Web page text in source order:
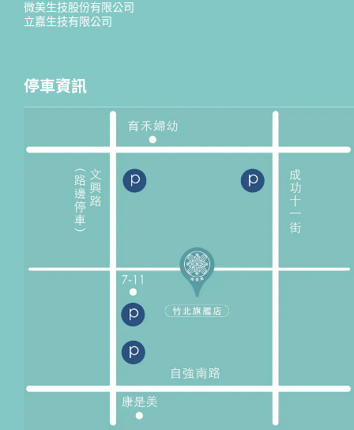
微美生技股份有限公司
立嘉生技有限公司
停車資訊